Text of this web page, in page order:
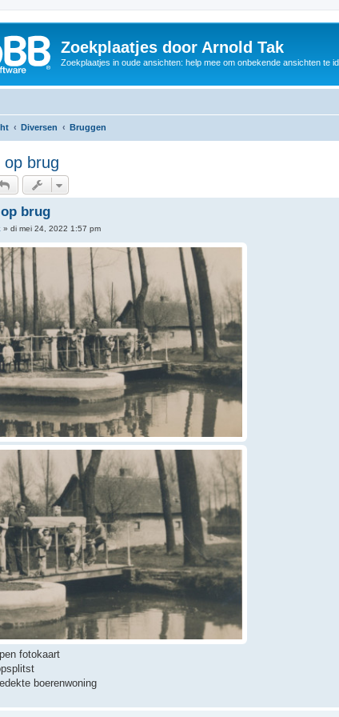
Zoekplaatjes door Arnold Tak
Zoekplaatjes in oude ansichten: help mee om onbekende ansichten te
Diversen Bruggen
op brug
brug
» di mei 24, 2022 1:57 pm
fotokaart
boerenwoning